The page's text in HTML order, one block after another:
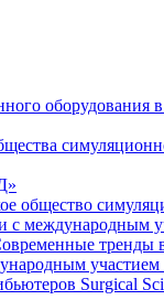
общество
с
тренды
Surgical